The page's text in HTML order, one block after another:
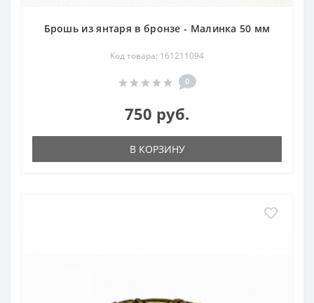
Брошь из янтаря в бронзе - Малинка 50 мм
Код товара: 161211094
0
750 руб.
В КОРЗИНУ